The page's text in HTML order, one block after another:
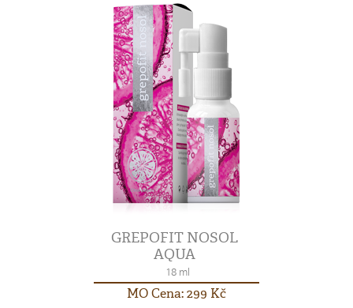
GREPOFIT NOSOL
AQUA
18 ml
MO Cena: 299 Kč